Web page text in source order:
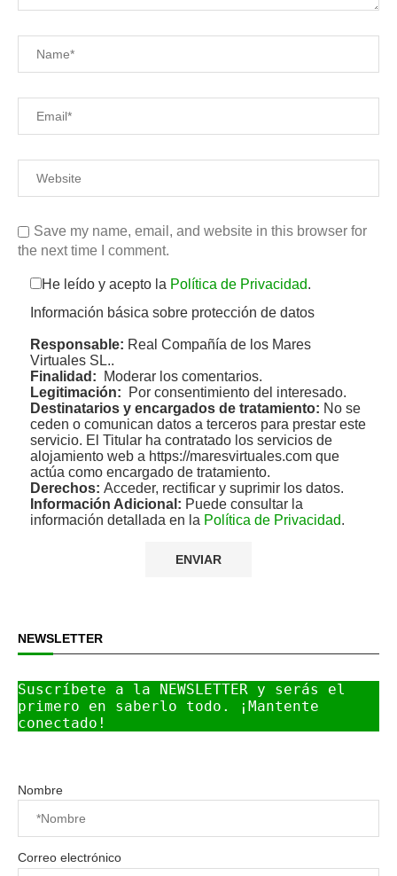
Save my name, email, and website in this browser for
the next time I comment.
He leído y acepto la Política de Privacidad.
Información básica sobre protección de datos
Responsable: Real Compañía de los Mares
Virtuales SL..
Finalidad: Moderar los comentarios.
Legitimación: Por consentimiento del interesado.
Destinatarios y encargados de tratamiento: No se
ceden o comunican datos a terceros para prestar este
servicio. El Titular ha contratado los servicios de
alojamiento web a https://maresvirtuales.com que
actúa como encargado de tratamiento.
Derechos: Acceder, rectificar y suprimir los datos.
Información Adicional: Puede consultar la
información detallada en la Política de Privacidad.
NEWSLETTER
Suscríbete a la NEWSLETTER y serás el
primero en saberlo todo. ¡Mantente
conectado!
Nombre
Correo electrónico